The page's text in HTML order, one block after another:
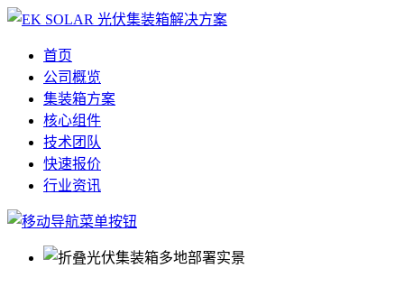
首页
公司概览
集装箱方案
核心组件
技术团队
快速报价
行业资讯